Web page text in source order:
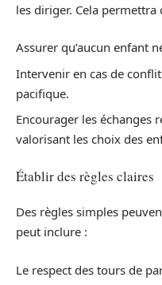
les diriger. Cela permettra
Assurer qu’aucun enfant
Intervenir en cas de
pacifique.
Encourager les échanges
valorisant les choix des
Établir des règles claires
Des règles simples
peut inclure :
Le respect des tours de